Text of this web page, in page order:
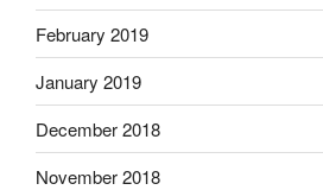
February 2019
January 2019
December 2018
November 2018